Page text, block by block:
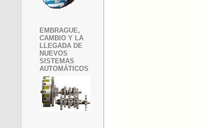
EMBRAGUE,
CAMBIO Y LA
LLEGADA DE
NUEVOS
SISTEMAS
AUTOMÁTICOS